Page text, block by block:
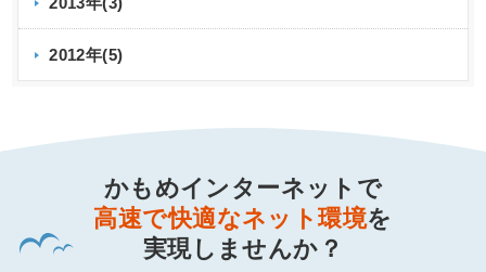
2012年(5)
かもめインターネットで
高速で快適なネット環境を
実現しませんか？